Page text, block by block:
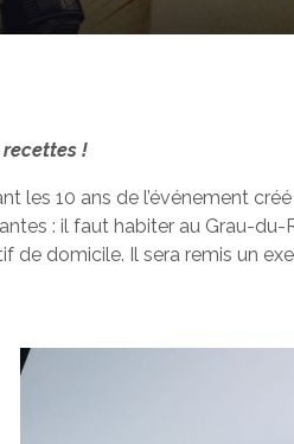
recettes !
les 10 ans de l’événement
: il faut habiter au Grau-du-
de domicile. Il sera remis un